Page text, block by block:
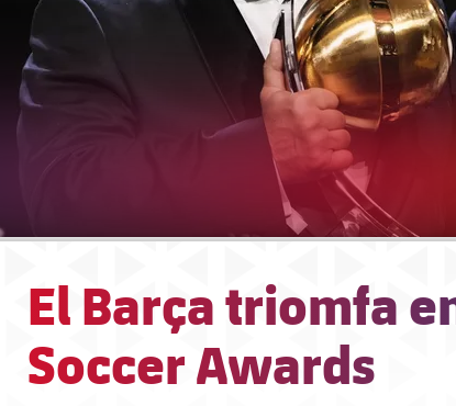
El Barça triomfa
Soccer Awards